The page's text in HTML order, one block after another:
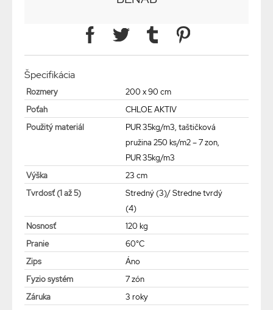
Špecifikácia
Rozmery
200 x 90 cm
Poťah
CHLOE AKTIV
Použitý materiál
PUR 35kg/m3, taštičková
pružina 250 ks/m2 – 7 zon,
PUR 35kg/m3
Výška
23 cm
Tvrdosť (1 až 5)
Stredný (3)/ Stredne tvrdý
(4)
Nosnosť
120 kg
Pranie
60°C
Zips
Áno
Fyzio systém
7 zón
Záruka
3 roky